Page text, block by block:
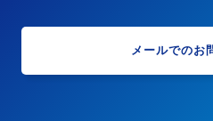
メールでのお